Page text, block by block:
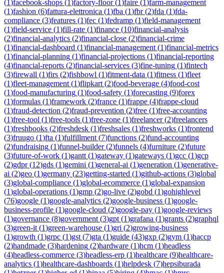
(1)facebook-shops (1)factory-floor(1)faire (1)farm-management
(1)fashion (6)fattura-elettronica (1)fba (1)fbr(2)fda (1)fda-
compliance (3)features (1)fec (1)fedramp (1)field-management
(1)field-service (1)fill-rate (1)finance (10)financial-analysis
(2)financial-analytics (2)financial-close (2)financial-crime
(1)financial-dashboard (1)financial-management (1)financial-metrics
(1)financial-planning (1)financial-projections (1)financial-reporting
(4)financial-reports (2)financial-services (3)fine-tuning (1)fintech
(3)firewall (1)firs (2)fishbowl (1)fitment-data (1)fitness (1)fleet
(1)fleet-management (1)flipkart (2)food-beverage (4)food-cost
(1)food-manufacturing (1)food-safety (1)forecasting (9)forex
(1)formulas (1)framework (2)france (1)frappe (4)frappe-cloud
(1)fraud-detection (2)fraud-prevention (2)free (1)free-accounting
(1)free-tool (1)free-tools (1)free-zone (1)freelancer(2)freelancers
(1)freshbooks (2)freshdesk (1)freshsales (1)freshworks (1)frontend
(3)fruugo (1)fta (1)fulfillment (7)functions (2)fund-accounting
(2)fundraising (1)funnel-builder(2)funnels (4)furniture (2)future
(3)future-of-work (1)gantt (1)gateway (1)gateways (1)gcc (1)gcp
(2)gdpr(12)gds (1)gemini (1)general-ai (1)generation (1)generative-
ai (2)geo (1)germany (23)getting-started (1)github-actions (3)global
(3)global-compliance (1)global-ecommerce (1)global-expansion
(1)global-operations (1)gmp (2)go-live (2)gobd (1)gohighlevel
(76)google (1)google-analytics (2)google-business (1)google-
business-profile (1)google-cloud (2)google-pay (1)google-reviews
(1)governance (8)government (3)gpt (1)grafana (1)grants (2)graphql
(3)green-it (1)green-warehouse (1)gri (2)growing-business
(1)growth (1)grpc (1)gst (7)gta (1)guide (43)gxp (2)gym (1)haccp
(2)handmade (3)hardening (2)hardware (1)hcm (1)headless
(4)headless-commerce (3)headless-erp (1)healthcare (9)healthcare-
analytics (1)healthcare-dashboards (1)helpdesk (7)hepsiburada